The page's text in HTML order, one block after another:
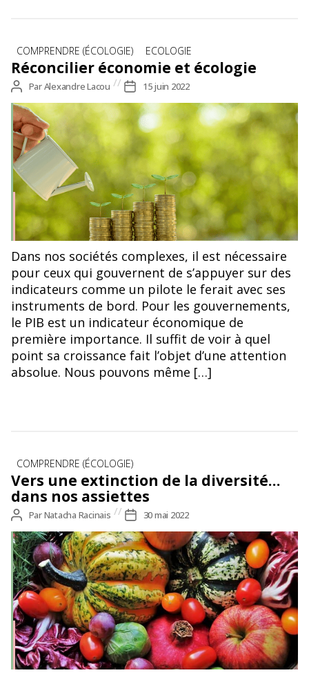
Catégories
COMPRENDRE (ÉCOLOGIE) ECOLOGIE
Réconcilier économie et écologie
Auteur
de
l’article
ParAlexandre Lacou
Date
de
l’article
15 juin 2022
Dans nos sociétés complexes, il est nécessaire
pour ceux qui gouvernent de s’appuyer sur des
indicateurs comme un pilote le ferait avec ses
instruments de bord. Pour les gouvernements,
le PIB est un indicateur économique de
première importance. Il suffit de voir à quel
point sa croissance fait l’objet d’une attention
absolue. Nous pouvons même […]
Catégories
COMPRENDRE (ÉCOLOGIE)
Vers une extinction de la diversité…
dans nos assiettes
Auteur
de
l’article
ParNatacha Racinais
Date
de
l’article
30 mai 2022